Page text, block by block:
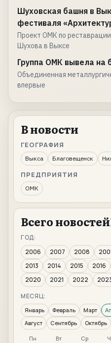
Шуховская башня в
фестиваля
Проект ОМК по
Шухова в Выксе
Группа ОМК вывела на
Объединенная
впервые
В новости
ГЕОГРАФИЯ
Выкса Благовещенск
ПРЕДПРИЯТИЯ
ОМК
Всего новостей
ГОД:
2006
2007 2008
2013
2014 2015 2016
2020
2021 2022
МЕСЯЦ:
Январь Февраль Март
Август
Сентябрь Октябрь
Пн Вт Ср